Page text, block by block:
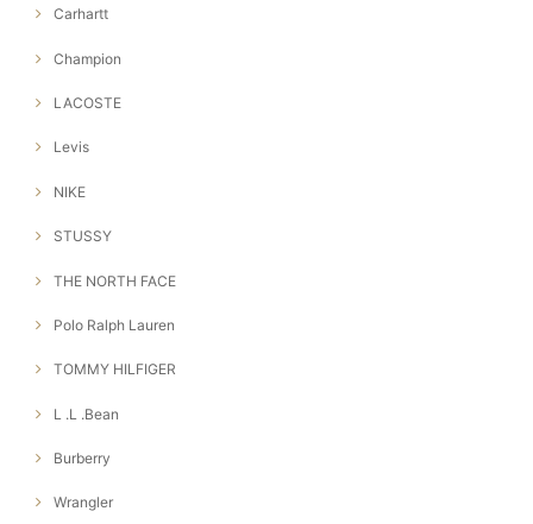
Carhartt
Champion
LACOSTE
Levis
NIKE
STUSSY
THE NORTH FACE
Polo Ralph Lauren
TOMMY HILFIGER
L .L .Bean
Burberry
Wrangler